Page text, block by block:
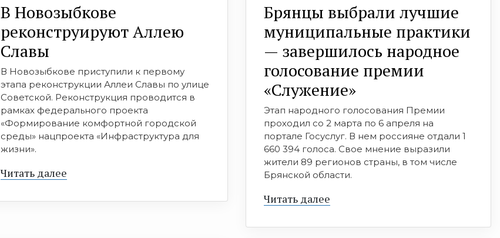
В Новозыбкове
реконструируют Аллею
Славы
В Новозыбкове приступили к первому
этапа реконструкции Аллеи Славы по улице
Советской. Реконструкция проводится в
рамках федерального проекта
«Формирование комфортной городской
среды» нацпроекта «Инфраструктура для
жизни».
Читать далее
Брянцы выбрали лучшие
муниципальные практики
— завершилось народное
голосование премии
«Служение»
Этап народного голосования Премии
проходил со 2 марта по 6 апреля на
портале Госуслуг. В нем россияне отдали 1
660 394 голоса. Свое мнение выразили
жители 89 регионов страны, в том числе
Брянской области.
Читать далее